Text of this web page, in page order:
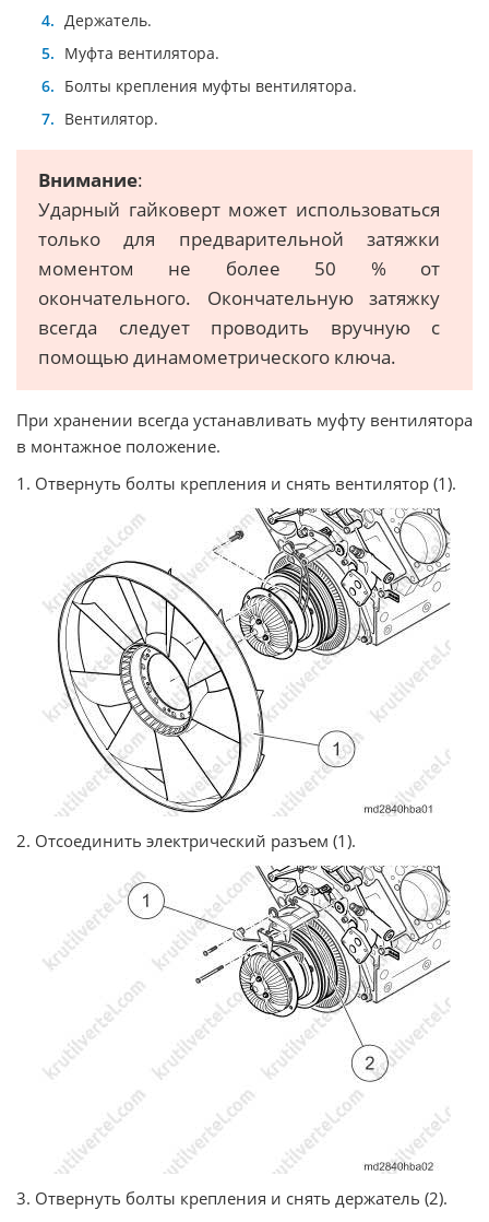
Держатель.
Муфта вентилятора.
Болты крепления муфты вентилятора.
Вентилятор.
Внимание:
Ударный гайковерт может использоваться
только для предварительной затяжки
моментом не более 50 % от
окончательного. Окончательную затяжку
всегда следует проводить вручную с
помощью динамометрического ключа.
При хранении всегда устанавливать муфту вентилятора
в монтажное положение.
1. Отвернуть болты крепления и снять вентилятор (1).
2. Отсоединить электрический разъем (1).
3. Отвернуть болты крепления и снять держатель (2).